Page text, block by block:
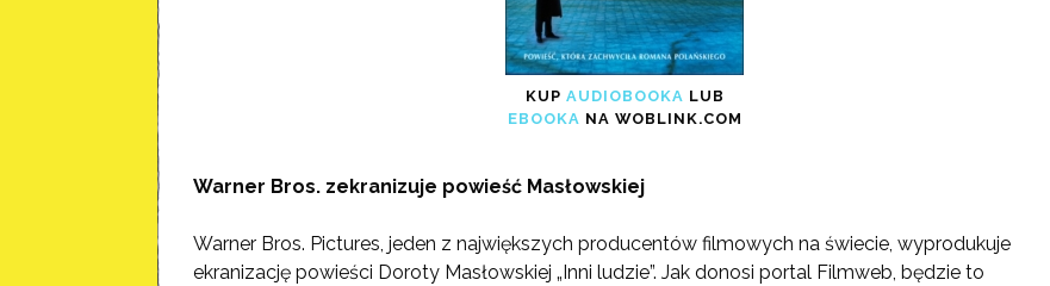
KUP AUDIOBOOKA LUB
EBOOKA NA WOBLINK.COM
Warner Bros. zekranizuje powieść Masłowskiej
Warner Bros. Pictures, jeden z największych producentów filmowych na świecie, wyprodukuje
ekranizację powieści Doroty Masłowskiej „Inni ludzie”. Jak donosi portal Filmweb, będzie to